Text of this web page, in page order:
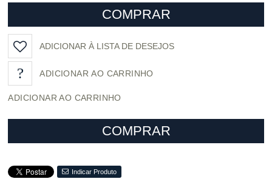
COMPRAR
ADICIONAR À LISTA DE DESEJOS
ADICIONAR AO CARRINHO
COMPRAR
Indicar Produto